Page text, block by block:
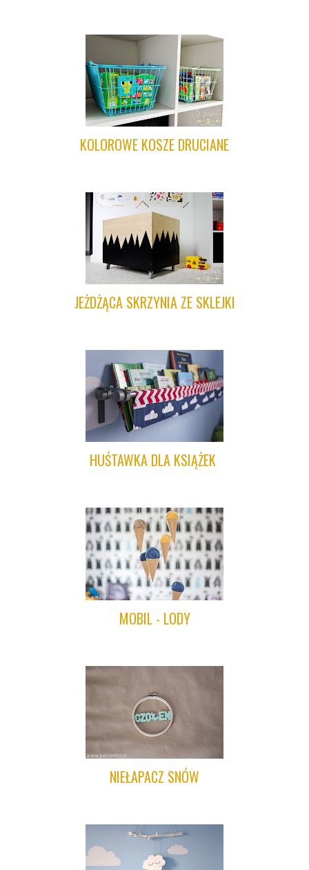
KOLOROWE KOSZE DRUCIANE
JEŻDŻĄCA SKRZYNIA ZE SKLEJKI
HUŚTAWKA DLA KSIĄŻEK
MOBIL - LODY
NIEŁAPACZ SNÓW